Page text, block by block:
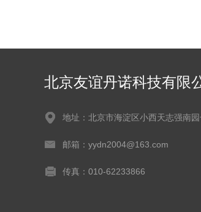
北京友谊丹诺科技有限
地址：北京市海淀区小西天志强南
邮箱：yydn2004@163.com
传真：010-62233866